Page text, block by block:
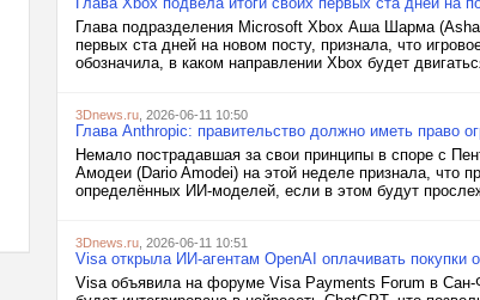
Глава подразделения Microsoft Xbox Аша Шарма (Asha
первых ста дней на новом посту, признала, что
обозначила, в каком направлении Xbox будет
3Dnews.ru , 2026-06-11 10:50
Глава Anthropic: правительство должно иметь право
Немало пострадавшая за свои принципы в споре с
Амодеи (Dario Amodei) на этой неделе признала, что
определённых ИИ-моделей, если в этом будут
3Dnews.ru , 2026-06-11 10:51
Visa открыла ИИ-агентам OpenAI оплачивать покупки
Visa объявила на форуме Visa Payments Forum в Сан-